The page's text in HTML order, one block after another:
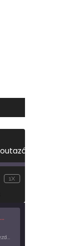
1X
Az UNICEF Magyarország jótékonysági kezdeményezése izgalmas, egész éves világkörüli ízutazásra hív, igazi családi program és gasztroedukáció, illetve segítség a rászorulóknak is egyben.